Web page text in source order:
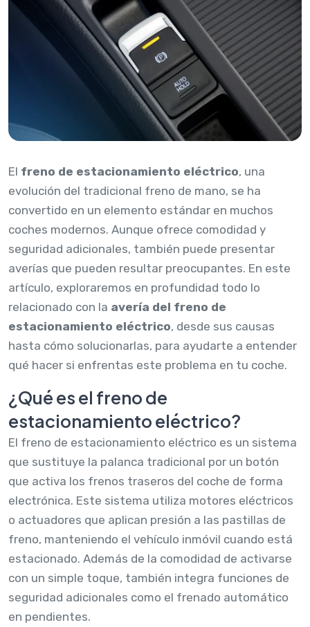
El freno de estacionamiento eléctrico, una
evolución del tradicional freno de mano, se ha
convertido en un elemento estándar en muchos
coches modernos. Aunque ofrece comodidad y
seguridad adicionales, también puede presentar
averías que pueden resultar preocupantes. En este
artículo, exploraremos en profundidad todo lo
relacionado con la avería del freno de
estacionamiento eléctrico, desde sus causas
hasta cómo solucionarlas, para ayudarte a entender
qué hacer si enfrentas este problema en tu coche.
¿Qué es el freno de
estacionamiento eléctrico?
El freno de estacionamiento eléctrico es un sistema
que sustituye la palanca tradicional por un botón
que activa los frenos traseros del coche de forma
electrónica. Este sistema utiliza motores eléctricos
o actuadores que aplican presión a las pastillas de
freno, manteniendo el vehículo inmóvil cuando está
estacionado. Además de la comodidad de activarse
con un simple toque, también integra funciones de
seguridad adicionales como el frenado automático
en pendientes.